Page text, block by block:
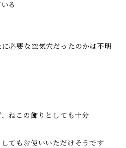
る
必要な空気穴だったのかは不明
ねこの飾りとしても十分
てもお使いいただけそうです